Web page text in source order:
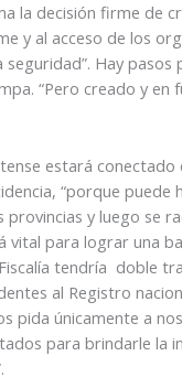
la decisión firme de
y al acceso de los
seguridad”. Hay pasos
“Pero creado y en
estará conectado
“porque puede
y luego se
vital para lograr una
tendría doble
al Registro
pida únicamente a
para brindarle la